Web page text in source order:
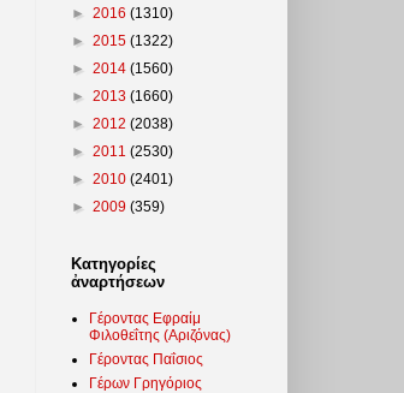
► 2016 (1310)
► 2015 (1322)
► 2014 (1560)
► 2013 (1660)
► 2012 (2038)
► 2011 (2530)
► 2010 (2401)
► 2009 (359)
Κατηγορίες
ἀναρτήσεων
Γέροντας Εφραίμ
Φιλοθεΐτης (Αριζόνας)
Γέροντας Παΐσιος
Γέρων Γρηγόριος